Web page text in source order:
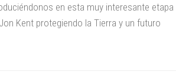
en esta muy interesante etapa
Kent protegiendo la Tierra y un futuro